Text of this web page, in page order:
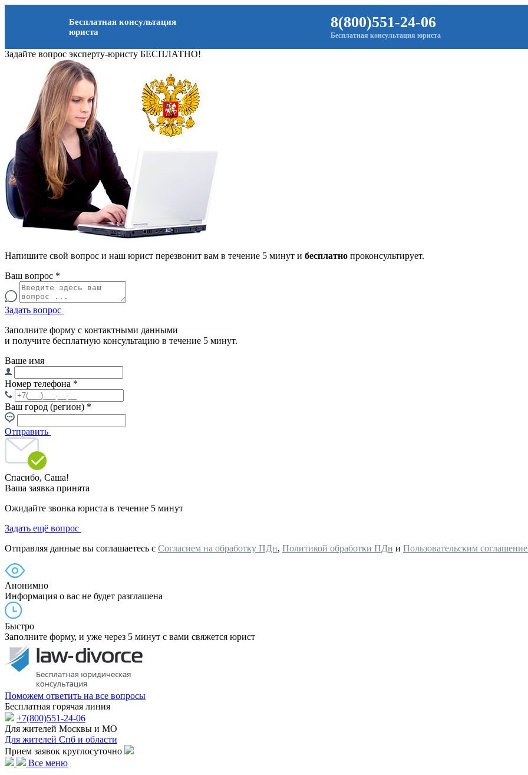
Бесплатная консультация
юриста
8(800)551-24-06
Бесплатная консультация юриста
Задайте вопрос эксперту-юристу БЕСПЛАТНО!
Напишите свой вопрос и наш юрист перезвонит вам в течение 5 минут и бесплатно проконсультирует.
Ваш вопрос *
Задать вопрос
Заполните форму с контактными данными
и получите бесплатную консультацию в течение 5 минут.
Ваше имя
Номер телефона *
Ваш город (регион) *
Отправить
Спасибо, Саша!
Ваша заявка принята
Ожидайте звонка юриста в течение 5 минут
Задать ещё вопрос
Отправляя данные вы соглашаетесь с Согласием на обработку ПДн, Политикой обработки ПДн и Пользовательским
Анонимно
Информация о вас не будет разглашена
Быстро
Заполните форму, и уже через 5 минут с вами свяжется юрист
Поможем ответить на все вопросы
Бесплатная горячая линия
+7(800)551-24-06
Для жителей Москвы и МО
Для жителей Спб и области
Прием заявок круглосуточно
Все меню